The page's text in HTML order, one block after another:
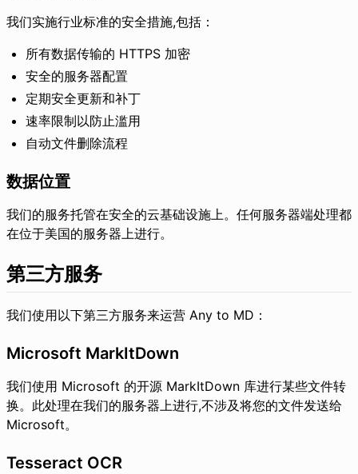
我们实施行业标准的安全措施,包括：
所有数据传输的 HTTPS 加密
安全的服务器配置
定期安全更新和补丁
速率限制以防止滥用
自动文件删除流程
数据位置
我们的服务托管在安全的云基础设施上。任何服务器端处理都
在位于美国的服务器上进行。
第三方服务
我们使用以下第三方服务来运营 Any to MD：
Microsoft MarkItDown
我们使用 Microsoft 的开源 MarkItDown 库进行某些文件转
换。此处理在我们的服务器上进行,不涉及将您的文件发送给
Microsoft。
Tesseract OCR